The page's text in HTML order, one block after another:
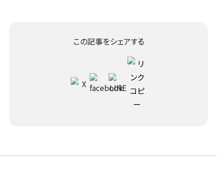
この記事をシェアする